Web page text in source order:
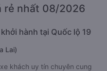
rẻ nhất 08/2026
hành tại Quốc lộ 19
Lai)
khách uy tín chuyên cung